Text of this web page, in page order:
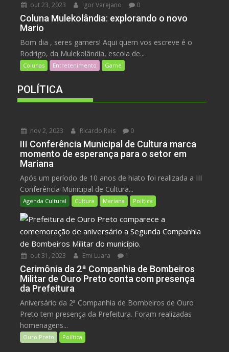
out 23, 2023 Igor Varejano 0
Coluna Mulekolândia: explorando o novo
Mario
Bom dia , seres gamers! Aqui quem vos escreve é o
Rodrigo, da Mulekolândia, escola de...
Colunas Entretenimento Game
POLÍTICA
nov 2, 2023 Ricardo Reis 0
III Conferência Municipal de Cultura marca
momento de esperança para o setor em
Mariana
Após um período de 10 anos de hiato foi realizada a III
Conferência Municipal de Cultura...
Agenda Cultural Cultura Mariana Política
out 31, 2023 Emi Luara 1
Cerimônia da 2ª Companhia de Bombeiros
Militar de Ouro Preto conta com presença
da Prefeitura
Aniversário da 2ª Companhia de Bombeiros de Ouro
Preto tem presença da Prefeitura. Foram realizadas
homenagens...
Ouro Preto Política